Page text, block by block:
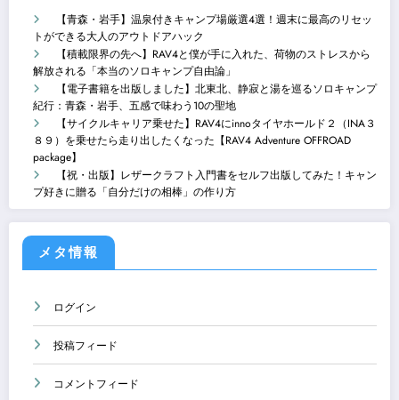
【青森・岩手】温泉付きキャンプ場厳選4選！週末に最高のリセッ
トができる大人のアウトドアハック
【積載限界の先へ】RAV4と僕が手に入れた、荷物のストレスから
解放される「本当のソロキャンプ自由論」
【電子書籍を出版しました】北東北、静寂と湯を巡るソロキャンプ
紀行：青森・岩手、五感で味わう10の聖地
【サイクルキャリア乗せた】RAV4にinnoタイヤホールド２（INA３
８９）を乗せたら走り出したくなった【RAV4 Adventure OFFROAD
package】
【祝・出版】レザークラフト入門書をセルフ出版してみた！キャン
プ好きに贈る「自分だけの相棒」の作り方
メタ情報
ログイン
投稿フィード
コメントフィード